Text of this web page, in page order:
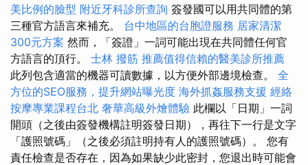
美比例的臉型 附近牙科診所查詢 簽發國可以用共同體的第
三種官方語言來補充。 台中地區的台胞證服務 居家清潔
300元方案 然而，「簽證」一詞可能出現在共同體任何官
方語言的頂行。 士林 撥筋 推薦值得信賴的醫美診所推薦
此列包含適當的機器可讀數據，以方便外部邊境檢查。 全
方位的SEO服務，提升網站曝光度 海外抓姦服務支援 經絡
按摩專業課程台北 奢華高級外燴體驗 此欄以「日期」一詞
開頭（之後由簽發機構註明簽發日期），再往下一行是文字
「護照號碼」（之後必須註明持有人的護照號碼）。 您有
責任檢查是否存在，因為如果缺少此密封，您退出時可能會